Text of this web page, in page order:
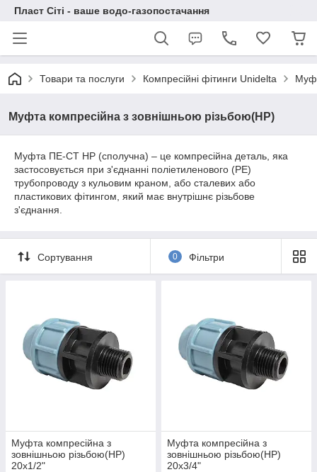
Пласт Сіті - ваше водо-газопостачання
Товари та послуги Компресійні фітинги Unidelta
Муфта компресійна з зовнішньою різьбою(НР)
Муфта ПЕ-СТ НР (сполучна) – це компресійна деталь, яка
застосовується при з'єднанні поліетиленового (PE)
трубопроводу з кульовим краном, або сталевих або
пластикових фітингом, який має внутрішнє різьбове
з'єднання.
Сортування 0 Фільтри
Муфта компресійна з
зовнішньою різьбою(НР)
20х1/2"
Муфта компресійна з
зовнішньою різьбою(НР)
20х3/4"